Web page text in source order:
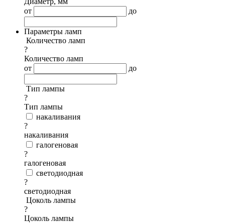
от
до
Параметры ламп
Количество ламп
?
Количество ламп
от
до
Тип лампы
?
Тип лампы
накаливания
?
накаливания
галогеновая
?
галогеновая
светодиодная
?
светодиодная
Цоколь лампы
?
Цоколь лампы